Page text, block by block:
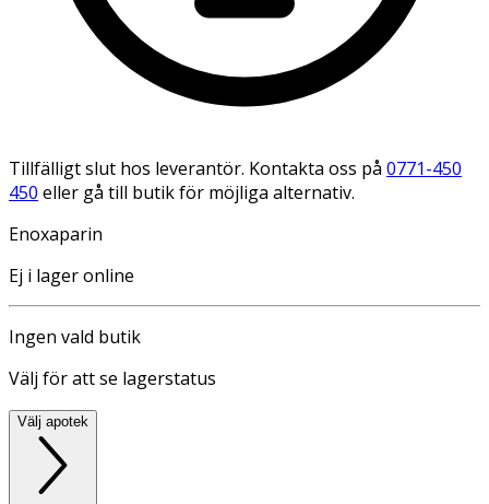
Tillfälligt slut hos leverantör. Kontakta oss på 0771-450
450 eller gå till butik för möjliga alternativ.
Enoxaparin
Ej i lager online
Ingen vald butik
Välj för att se lagerstatus
Välj apotek